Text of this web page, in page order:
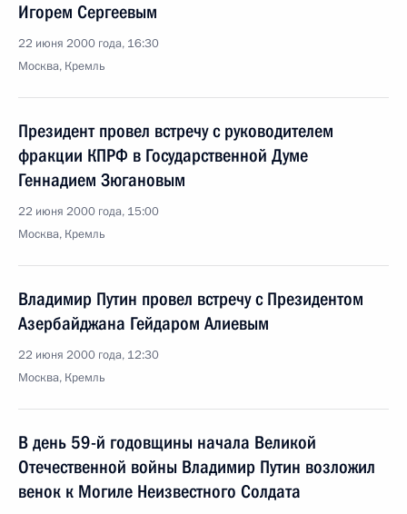
Игорем Сергеевым
22 июня 2000 года, 16:30
Москва, Кремль
Президент провел встречу с руководителем
фракции КПРФ в Государственной Думе
Геннадием Зюгановым
22 июня 2000 года, 15:00
Москва, Кремль
Владимир Путин провел встречу с Президентом
Азербайджана Гейдаром Алиевым
22 июня 2000 года, 12:30
Москва, Кремль
В день 59-й годовщины начала Великой
Отечественной войны Владимир Путин возложил
венок к Могиле Неизвестного Солдата